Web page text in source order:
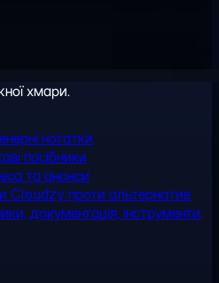
хмари.
нотатки
посібники
та анонси
Cloudzy проти альтернатив
документація, інструменти,